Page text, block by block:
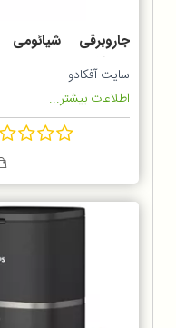
TJ301W
سایت آفکادو
اطلاعات بیشتر...